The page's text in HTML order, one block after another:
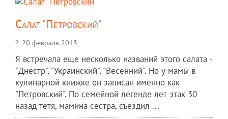
Салат "Петровский"
20 февраля 2013
Я встречала еще несколько названий этого салата -
"Днестр", "Украинский", "Весенний". Но у мамы в
кулинарной книжке он записан именно как
"Петровский". По семейной легенде лет этак 30
назад тетя, мамина сестра, съездил ...